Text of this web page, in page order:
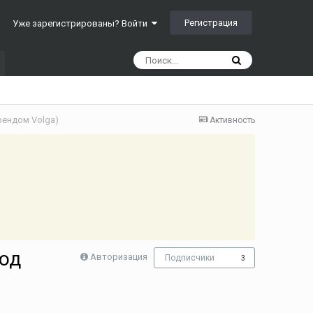
Уже зарегистрированы? Войти Регистрация
Активность
Volga)
Авторизация Подписчики 3